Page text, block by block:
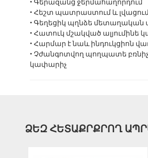
• Գերազանց ջերմահաղորդում
• Հեշտ պատրաստում և
• Գեղեցիկ պղնձե
• Հատուկ մշակված ալյումինե
• Հարմար է նաև ինդուկցիոն
• Չժանգոտվող պողպատե
կափարիչ
ՁԵԶ ՀԵՏԱՔՐՔՐՈՂ